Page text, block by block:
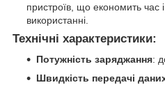
пристроїв, що економить час
використанні.
Технічні характеристики:
Потужність заряджання:
Швидкість передачі